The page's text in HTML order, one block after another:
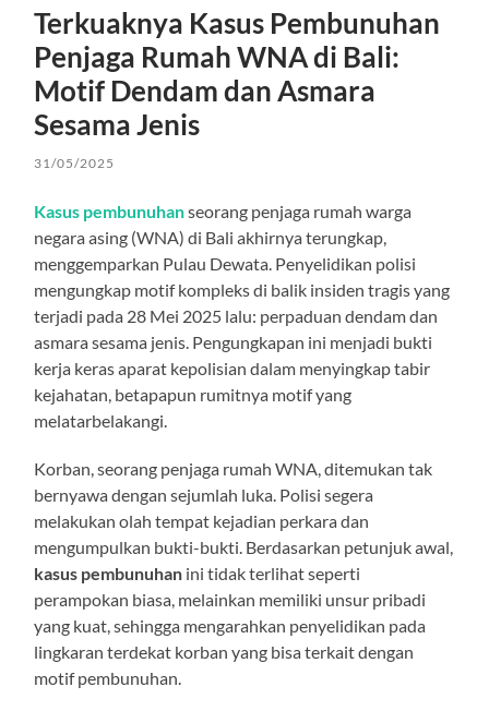
Terkuaknya Kasus Pembunuhan
Penjaga Rumah WNA di Bali:
Motif Dendam dan Asmara
Sesama Jenis
31/05/2025
Kasus pembunuhanseorang penjaga rumah warga
negara asing (WNA) di Bali akhirnya terungkap,
menggemparkan Pulau Dewata. Penyelidikan polisi
mengungkap motif kompleks di balik insiden tragis yang
terjadi pada 28 Mei 2025 lalu: perpaduan dendam dan
asmara sesama jenis. Pengungkapan ini menjadi bukti
kerja keras aparat kepolisian dalam menyingkap tabir
kejahatan, betapapun rumitnya motif yang
melatarbelakangi.
Korban, seorang penjaga rumah WNA, ditemukan tak
bernyawa dengan sejumlah luka. Polisi segera
melakukan olah tempat kejadian perkara dan
mengumpulkan bukti-bukti. Berdasarkan petunjuk awal,
kasus pembunuhan ini tidak terlihat seperti
perampokan biasa, melainkan memiliki unsur pribadi
yang kuat, sehingga mengarahkan penyelidikan pada
lingkaran terdekat korban yang bisa terkait dengan
motif pembunuhan.